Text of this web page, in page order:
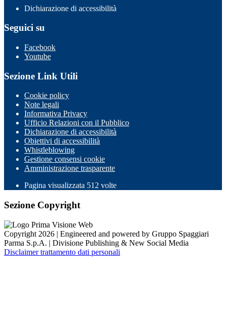
Dichiarazione di accessibilità
Seguici su
Facebook
Youtube
Sezione Link Utili
Cookie policy
Note legali
Informativa Privacy
Ufficio Relazioni con il Pubblico
Dichiarazione di accessibilità
Obiettivi di accessibilità
Whistleblowing
Gestione consensi cookie
Amministrazione trasparente
Pagina visualizzata 512 volte
Sezione Copyright
Copyright 2026 | Engineered and powered by Gruppo Spaggiari
Parma S.p.A. | Divisione Publishing & New Social Media
Disclaimer trattamento dati personali